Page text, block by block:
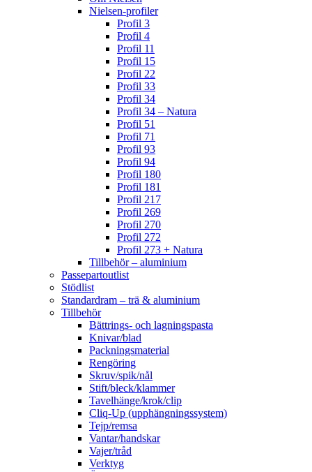
Nielsen-profiler
Profil 3
Profil 4
Profil 11
Profil 15
Profil 22
Profil 33
Profil 34
Profil 34 – Natura
Profil 51
Profil 71
Profil 93
Profil 94
Profil 180
Profil 181
Profil 217
Profil 269
Profil 270
Profil 272
Profil 273 + Natura
Tillbehör – aluminium
Passepartoutlist
Stödlist
Standardram – trä & aluminium
Tillbehör
Bättrings- och lagningspasta
Knivar/blad
Packningsmaterial
Rengöring
Skruv/spik/nål
Stift/bleck/klammer
Tavelhänge/krok/clip
Cliq-Up (upphängningssystem)
Tejp/remsa
Vantar/handskar
Vajer/tråd
Verktyg